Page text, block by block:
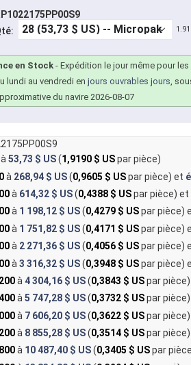
en Stock -Expédition le jour même pour
lundi au vendredi enjours ouvrables jours,
du navire 2026-08-07
53,73 $ US(1,9190 $ USpar pièce)
à 268,94 $ US(0,9605 $ USpar pièce) et
à 614,32 $ US(0,4388 $ USpar pièce) et
à 1 198,12 $ US(0,4279 $ USpar pièce)
à 1 751,82 $ US(0,4171 $ USpar pièce)
à 2 271,36 $ US(0,4056 $ USpar pièce)
à 3 316,32 $ US(0,3948 $ USpar pièce)
à 4 304,16 $ US(0,3843 $ USpar
à5 747,28 $ US(0,3732 $ USpar
à 7 606,20 $ US(0,3622 $ USpar
à 8 855,28 $ US(0,3514 $ USpar
à 10 487,40 $ US(0,3405 $ USpar